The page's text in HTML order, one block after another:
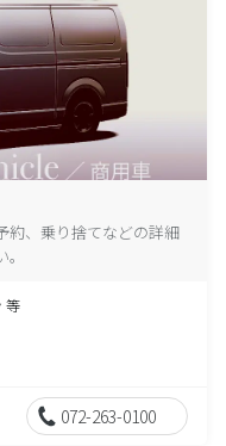
約、乗り捨てなどの詳細
等
072-263-0100